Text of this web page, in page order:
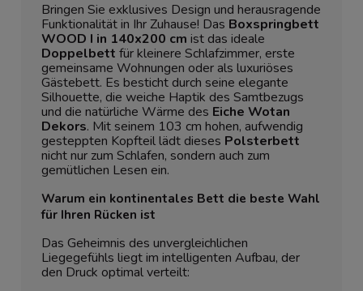
Bringen Sie exklusives Design und herausragende
Funktionalität in Ihr Zuhause! Das Boxspringbett
WOOD I in 140x200 cm ist das ideale
Doppelbett für kleinere Schlafzimmer, erste
gemeinsame Wohnungen oder als luxuriöses
Gästebett. Es besticht durch seine elegante
Silhouette, die weiche Haptik des Samtbezugs
und die natürliche Wärme des Eiche Wotan
Dekors. Mit seinem 103 cm hohen, aufwendig
gesteppten Kopfteil lädt dieses Polsterbett
nicht nur zum Schlafen, sondern auch zum
gemütlichen Lesen ein.
Warum ein kontinentales Bett die beste Wahl
für Ihren Rücken ist
Das Geheimnis des unvergleichlichen
Liegegefühls liegt im intelligenten Aufbau, der
den Druck optimal verteilt: